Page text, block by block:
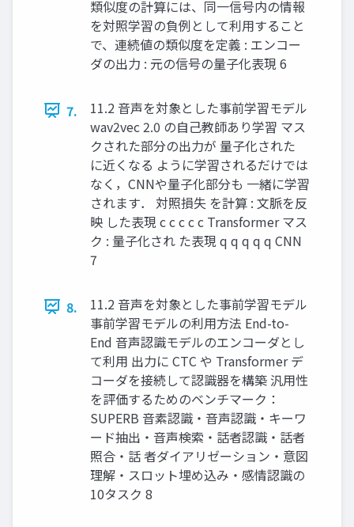
類似度の計算には、同一信号内の情報
を対照学習の負例として利用すること
で、連続値の類似度を定義 : エンコー
ダの出力 : 元の信号の量子化表現 6
7.
11.2 音声を対象とした事前学習モデル
wav2vec 2.0 の自己教師あり学習 マス
クされた部分の出力が 量子化された
に近くなる ように学習されるだけでは
なく，CNNや量子化部分も 一緒に学習
されます． 対照損失 を計算 : 文脈を反
映 した表現 c c c c c Transformer マス
ク : 量子化され た表現 q q q q q CNN
7
8.
11.2 音声を対象とした事前学習モデル
事前学習モデルの利用方法 End-to-
End 音声認識モデルのエンコーダとし
て利用 出力に CTC や Transformer デ
コーダを接続して認識器を構築 汎用性
を評価するためのベンチマーク：
SUPERB 音素認識・音声認識・キーワ
ード抽出・音声検索・話者認識・話者
照合・話 者ダイアリゼーション・意図
理解・スロット埋め込み・感情認識の
10タスク 8